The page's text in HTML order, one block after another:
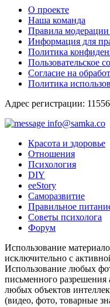
О проекте
Наша команда
Правила модерации
Информация для
Политика
Пользовательское
Согласие на
Политика
Адрес регистрации:
info@samka.co
Красота и здоровье
Отношения
Психология
DIY
ееStory
Саморазвитие
Правильное
Советы психолога
Форум
Использование
исключительно с
Использование любых
письменного
любых объектов
(видео, фото, товарные